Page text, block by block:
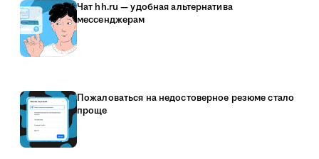
Чат hh.ru — удобная альтернатива
мессенджерам
Пожаловаться на недостоверное резюме стало
проще